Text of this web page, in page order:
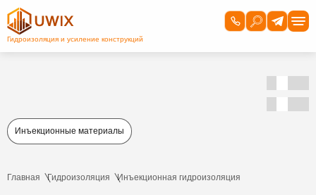
Инъекционные материалы
Главная Гидроизоляция Инъекционная гидроизоляция